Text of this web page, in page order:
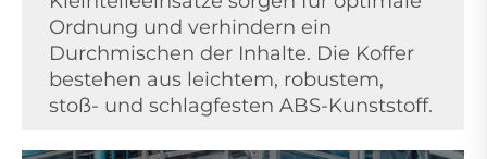
Ordnung und verhindern ein
Durchmischen der Inhalte. Die Koffer
bestehen aus leichtem, robustem,
stoß- und schlagfesten ABS-Kunststoff.